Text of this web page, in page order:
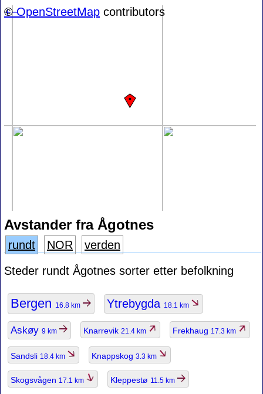
+−
©OpenStreetMap contributors
Avstander fra Ågotnes
rundt NOR
verden
Steder rundt Ågotnes sorter etter befolkning
Bergen 16.8 km Ytrebygda 18.1 km
Askøy 9 km Knarrevik 21.4 km Frekhaug 17.3 km
Sandsli 18.4 km Knappskog 3.3 km
Skogsvågen 17.1 km Kleppestø 11.5 km